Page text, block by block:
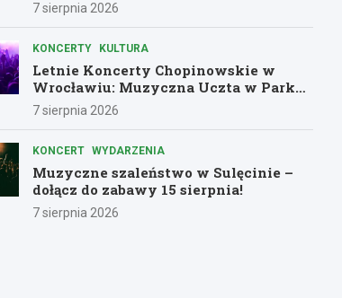
7 sierpnia 2026
KONCERTY KULTURA
Letnie Koncerty Chopinowskie w
Wrocławiu: Muzyczna Uczta w Parku
Południowym!
7 sierpnia 2026
KONCERT WYDARZENIA
Muzyczne szaleństwo w Sulęcinie –
dołącz do zabawy 15 sierpnia!
7 sierpnia 2026